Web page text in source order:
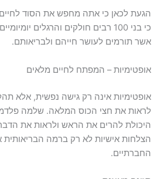
הגעת לכאן כי אתה מחפש את הסוד לחיים
כי בני 100 רבים חולקים והרגלים
אשר תורמים לעושר חייהם ולבריאותם.
אופטימיות – המפתח לחיים מלאים
אופטימיות אינה רק גישה נפשית, אלא
היכולת להרים את הראש ולראות את
הצלחות אישיות לא רק ברמה הבריאותית
החברתיים.